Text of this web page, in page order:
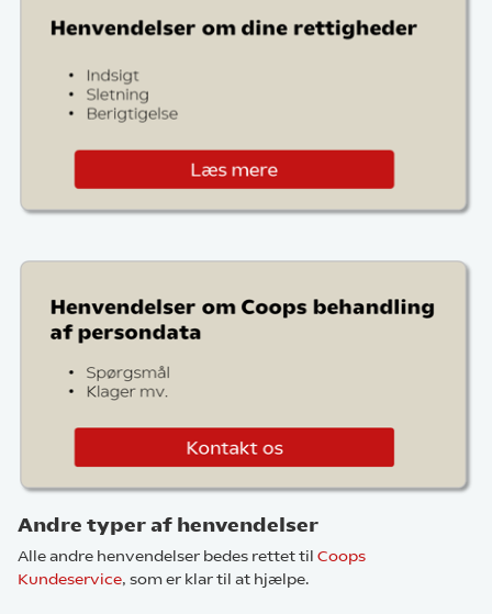
Andre typer af henvendelser
Alle andre henvendelser bedes rettet til Coops
Kundeservice, som er klar til at hjælpe.